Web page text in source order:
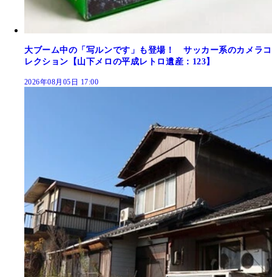
大ブーム中の「写ルンです」も登場！ サッカー系のカメラコ
レクション【山下メロの平成レトロ遺産：123】
2026年08月05日 17:00